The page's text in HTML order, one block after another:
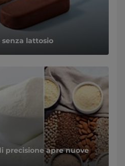
lattosio
precisione apre nuove